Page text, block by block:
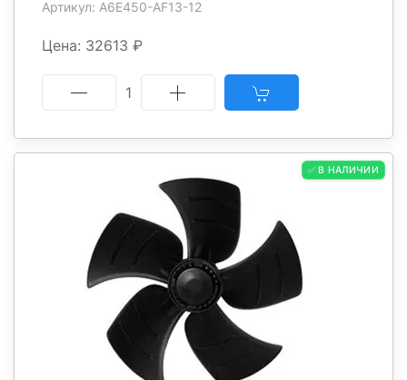
Артикул: A6E450-AF13-12
Цена: 32613 ₽
1
✅ В НАЛИЧИИ